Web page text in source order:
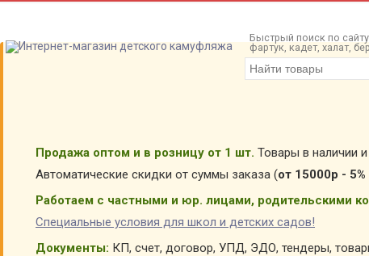
Быстрый поиск по
фартук, кадет, халат,
Продажа оптом и в розницу от 1 шт. Товары в наличии
Автоматические скидки от суммы заказа (от 15000р -
Работаем с частными и юр. лицами, родительскими
Специальные условия для школ и детских садов!
Документы: КП, счет, договор, УПД, ЭДО, тендеры,